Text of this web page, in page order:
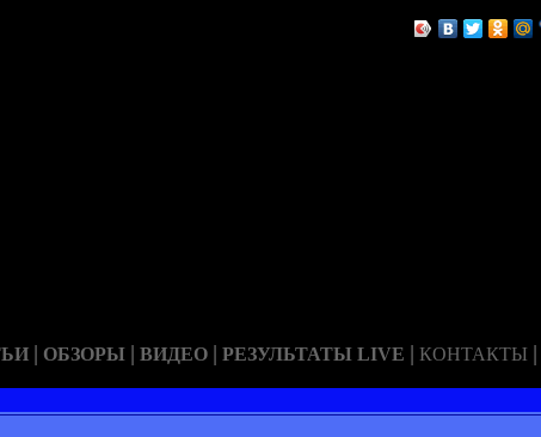
| ОБЗОРЫ | ВИДЕО | РЕЗУЛЬТАТЫ LIVE | КОНТАКТЫ |